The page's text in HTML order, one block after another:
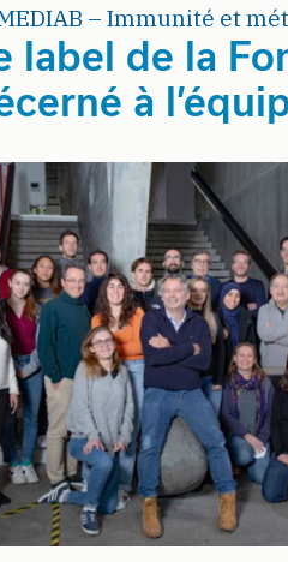
– Immunité et
label de la
à